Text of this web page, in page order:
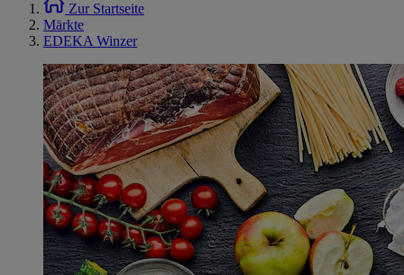
Zur Startseite
Märkte
EDEKA Winzer